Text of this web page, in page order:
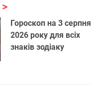
Гороскоп на 3 серпня
2026 року для всіх
знаків зодіаку